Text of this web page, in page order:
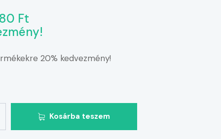
Ft
20% kedvezmény!
Kosárba teszem